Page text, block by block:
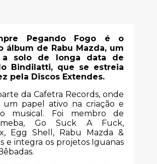
Pegando Fogo é o
álbum de Rabu Mazda, um
a solo de longa data de
Bindilatti, que se estreia
pela Discos Extendes.
da Cafetra Records, onde
um papel ativo na criação e
musical. Foi membro de
Go Suck A Fuck,
Egg Shell, Rabu Mazda &
e integra os projetos Iguanas